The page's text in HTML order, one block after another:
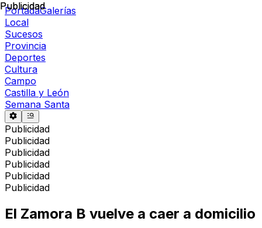
PortadaGalerías
Local
Sucesos
Provincia
Deportes
Cultura
Campo
Castilla y León
Semana Santa
Publicidad
Publicidad
Publicidad
Publicidad
Publicidad
Publicidad
Publicidad
El Zamora B vuelve a caer a domicilio
Publicidad